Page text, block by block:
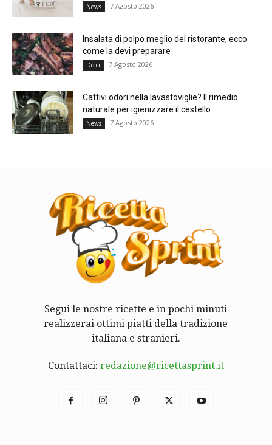
News 7 Agosto 2026
Insalata di polpo meglio del ristorante, ecco
come la devi preparare
Dolci 7 Agosto 2026
Cattivi odori nella lavastoviglie? Il rimedio
naturale per igienizzare il cestello...
News 7 Agosto 2026
Segui le nostre ricette e in pochi minuti
realizzerai ottimi piatti della tradizione
italiana e stranieri.
Contattaci: redazione@ricettasprint.it